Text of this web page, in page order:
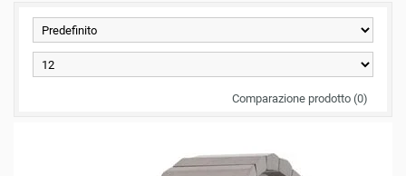
Comparazione prodotto (0)